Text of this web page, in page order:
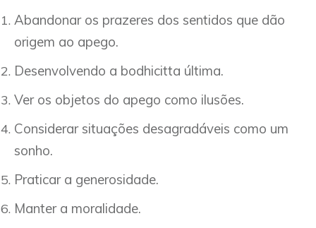
Abandonar os prazeres dos sentidos que dão
origem ao apego.
Desenvolvendo a bodhicitta última.
Ver os objetos do apego como ilusões.
Considerar situações desagradáveis como um
sonho.
Praticar a generosidade.
Manter a moralidade.